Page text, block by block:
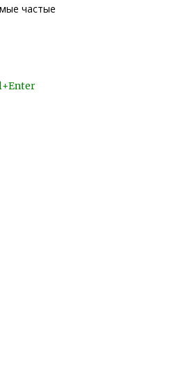
частые